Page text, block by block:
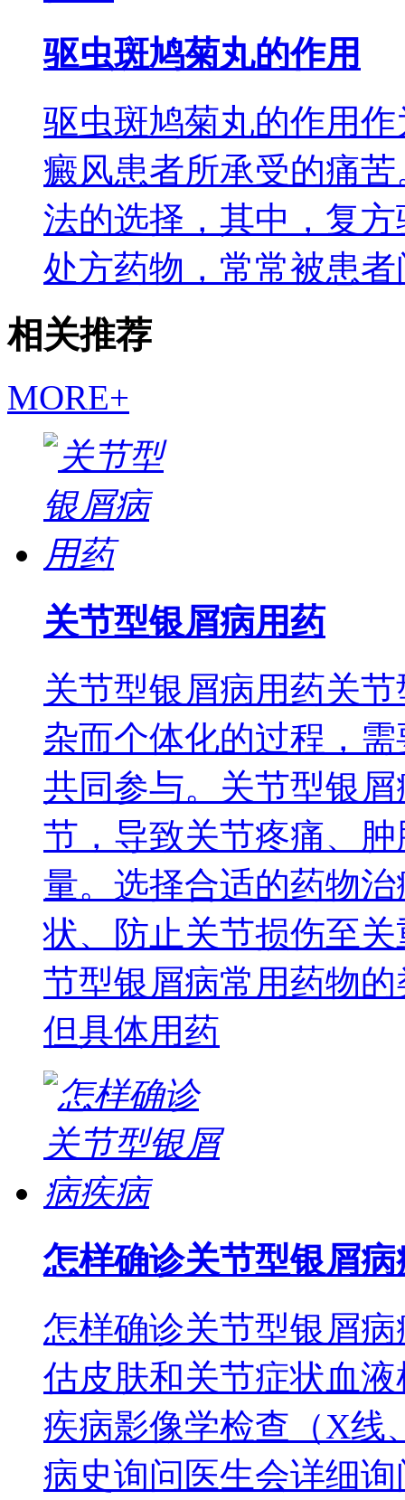
驱虫斑鸠菊丸的作用
驱虫斑鸠菊丸的作用
癜风患者所承受的痛
法的选择，其中，复
处方药物，常常被患
相关推荐
MORE+
关节型银屑病用药
关节型银屑病用药关
杂而个体化的过程，
共同参与。关节型银
节，导致关节疼痛、
量。选择合适的药物
状、防止关节损伤至
节型银屑病常用药物
但具体用药
怎样确诊关节型银屑病
怎样确诊关节型银屑
估皮肤和关节症状血
疾病影像学检查（X线
病史询问医生会详细